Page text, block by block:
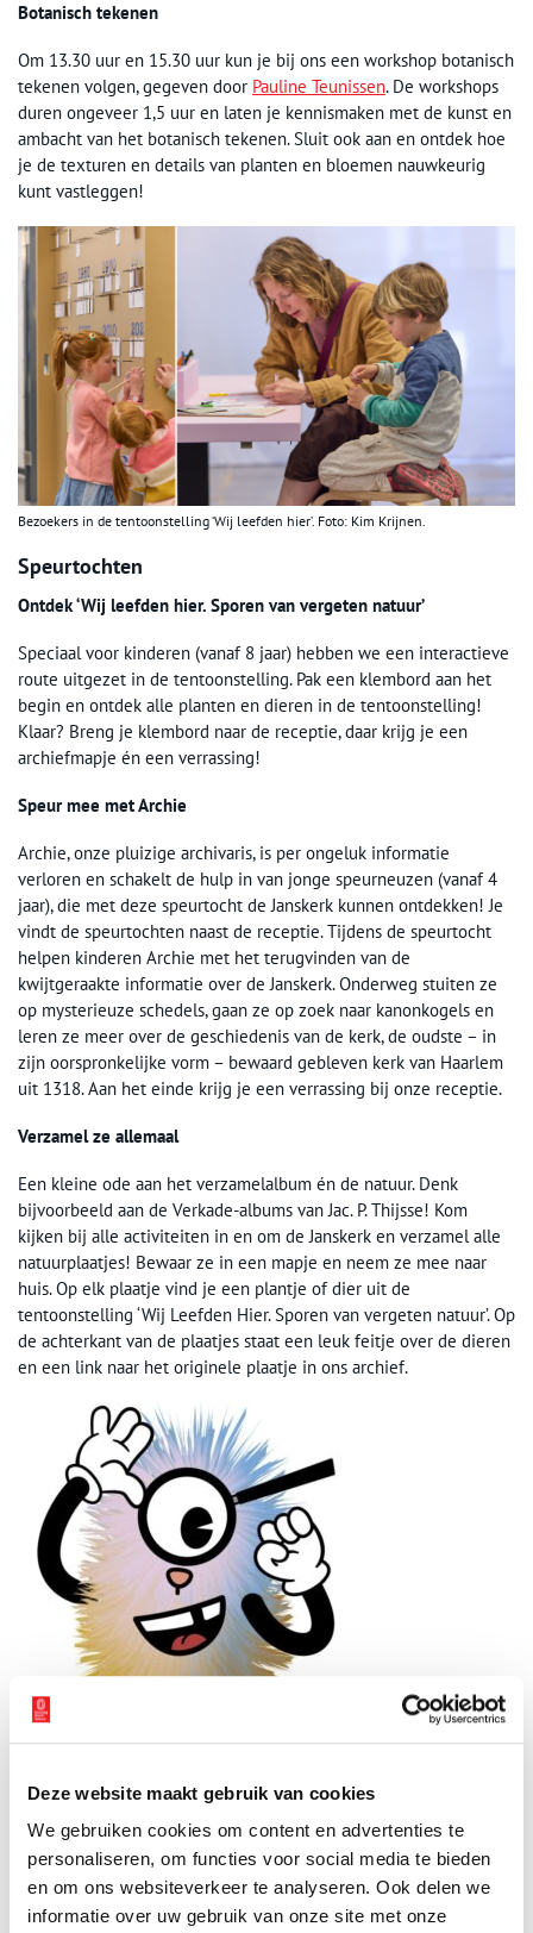
Deze website maakt gebruik van cookies
We gebruiken cookies om content en advertenties te
personaliseren, om functies voor social media te bieden
en om ons websiteverkeer te analyseren. Ook delen we
informatie over uw gebruik van onze site met onze
Botanisch tekenen
Om 13.30 uur en 15.30 uur kun je bij ons een workshop botanisch
tekenen volgen, gegeven door Pauline Teunissen. De workshops
duren ongeveer 1,5 uur en laten je kennismaken met de kunst en
ambacht van het botanisch tekenen. Sluit ook aan en ontdek hoe
je de texturen en details van planten en bloemen nauwkeurig
kunt vastleggen!
Bezoekers in de tentoonstelling ‘Wij leefden hier’. Foto: Kim Krijnen.
Speurtochten
Ontdek ‘Wij leefden hier. Sporen van vergeten natuur’
Speciaal voor kinderen (vanaf 8 jaar) hebben we een interactieve
route uitgezet in de tentoonstelling. Pak een klembord aan het
begin en ontdek alle planten en dieren in de tentoonstelling!
Klaar? Breng je klembord naar de receptie, daar krijg je een
archiefmapje én een verrassing!
Speur mee met Archie
Archie, onze pluizige archivaris, is per ongeluk informatie
verloren en schakelt de hulp in van jonge speurneuzen (vanaf 4
jaar), die met deze speurtocht de Janskerk kunnen ontdekken! Je
vindt de speurtochten naast de receptie. Tijdens de speurtocht
helpen kinderen Archie met het terugvinden van de
kwijtgeraakte informatie over de Janskerk. Onderweg stuiten ze
op mysterieuze schedels, gaan ze op zoek naar kanonkogels en
leren ze meer over de geschiedenis van de kerk, de oudste – in
zijn oorspronkelijke vorm – bewaard gebleven kerk van Haarlem
uit 1318. Aan het einde krijg je een verrassing bij onze receptie.
Verzamel ze allemaal
Een kleine ode aan het verzamelalbum én de natuur. Denk
bijvoorbeeld aan de Verkade-albums van Jac. P. Thijsse! Kom
kijken bij alle activiteiten in en om de Janskerk en verzamel alle
natuurplaatjes! Bewaar ze in een mapje en neem ze mee naar
huis. Op elk plaatje vind je een plantje of dier uit de
tentoonstelling ‘Wij Leefden Hier. Sporen van vergeten natuur’. Op
de achterkant van de plaatjes staat een leuk feitje over de dieren
en een link naar het originele plaatje in ons archief.
Tentoonstellingen
Wij leefden hier. Sporen van vergeten natuur
In deze tentoonstelling vertellen we aan de hand van kleurrijke